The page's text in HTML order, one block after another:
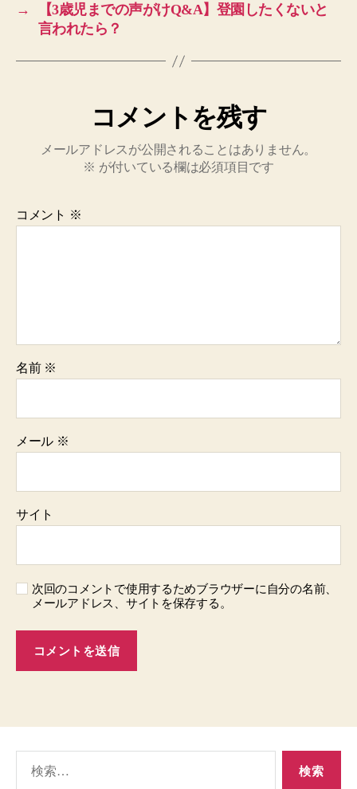
→
【3歳児までの声がけQ&A】登園したくないと
言われたら？
コメントを残す
メールアドレスが公開されることはありません。
※ が付いている欄は必須項目です
コメント ※
名前 ※
メール ※
サイト
次回のコメントで使用するためブラウザーに自分の名前、
メールアドレス、サイトを保存する。